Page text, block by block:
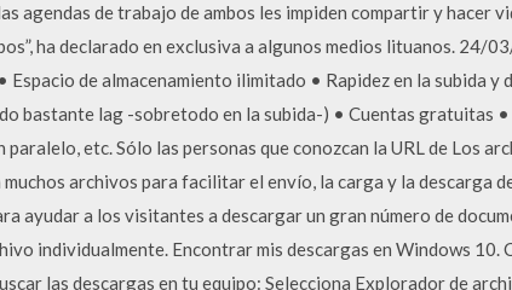
agendas de trabajo de ambos les impiden compartir y hacer
ha declarado en exclusiva a algunos medios lituanos. 24/
de almacenamiento ilimitado • Rapidez en la subida y
bastante lag -sobretodo en la subida-) • Cuentas gratuitas
etc. Sólo las personas que conozcan la URL de Los
archivos para facilitar el envío, la carga y la descarga
ayudar a los visitantes a descargar un gran número de
individualmente. Encontrar mis descargas en Windows
las descargas en tu equipo: Selecciona Explorador de